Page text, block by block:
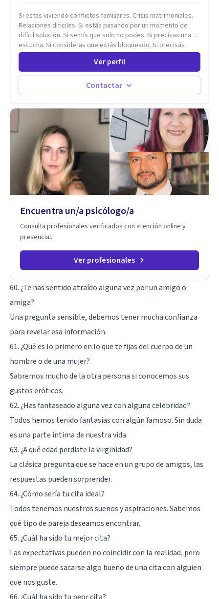
Si estas viviendo conflictos familiares. Crisis matrimoniales.
Relaciones dificiles. Si estás pasando por un momento de
difícil solución. Si sentís que solo no podes. Si precisas una
escucha. Si consideras que estás bloqueado. Si precisás
comprensión. Si no logras definir proyectos, objetivos,
sueños, deseos. Si pensás que lo que te pasa no es tan
grave, pero podría ayudar. Si estás en adicciones y tu
intención es hacer algo con lo que te está pasando. No dudes
en comunicarte a fin de comenzar a resolver la situación que
Ver perfil
Contactar
Encuentra un/a psicólogo/a
Consulta profesionales verificados con atención online y
presencial.
Ver profesionales
60. ¿Te has sentido atraído alguna vez por un amigo o
amiga?
Una pregunta sensible, debemos tener mucha confianza
para revelar esa información.
61. ¿Qué es lo primero en lo que te fijas del cuerpo de un
hombre o de una mujer?
Sabremos mucho de la otra persona si conocemos sus
gustos eróticos.
62. ¿Has fantaseado alguna vez con alguna celebridad?
Todos hemos tenido fantasías con algún famoso. Sin duda
es una parte íntima de nuestra vida.
63. ¿A qué edad perdiste la virginidad?
La clásica pregunta que se hace en un grupo de amigos, las
respuestas pueden sorprender.
64. ¿Cómo sería tu cita ideal?
Todos tenemos nuestros sueños y aspiraciones. Sabemos
qué tipo de pareja deseamos encontrar.
65. ¿Cuál ha sido tu mejor cita?
Las expectativas pueden no coincidir con la realidad, pero
siempre puede sacarse algo bueno de una cita con alguien
que nos guste.